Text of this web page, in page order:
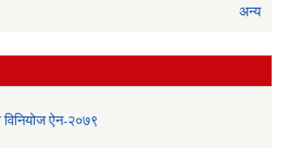
अन्य
ऐन-२०७९